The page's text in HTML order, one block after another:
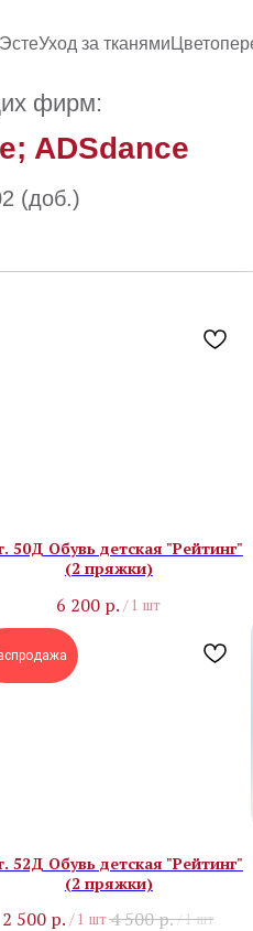
Уход за тканями
фирм:
ADSdance
(доб.)
50Д Обувь детская "Рейтинг"
(2 пряжки)
6 200 р. / 1 шт
52Д Обувь детская "Рейтинг"
(2 пряжки)
2 500 р. / 1 шт4 500р./1 шт